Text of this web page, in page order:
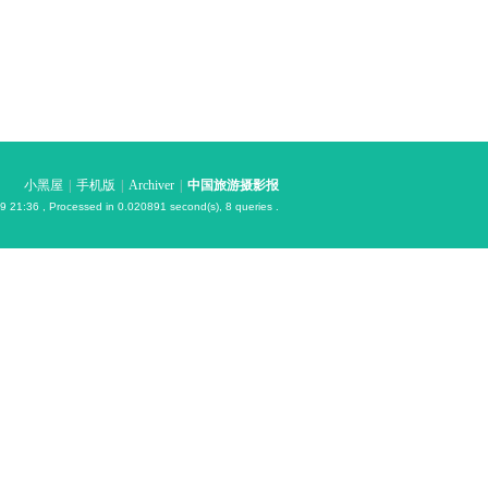
小黑屋 手机版 Archiver 中国旅游摄影报
21:36 , Processed in 0.020891 second(s), 8 queries .